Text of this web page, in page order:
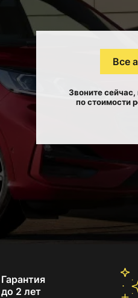
Все
Звоните
по стоимости
Гарантия
до 2 лет